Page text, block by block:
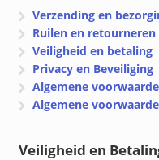
Verzending en
Ruilen en retourneren
Veiligheid en betaling
Privacy en Beveiliging
Algemene
Algemene
Veiligheid en